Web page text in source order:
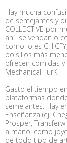
Hay mucha
de semejantes y
COLLECTIVE por
ahí ­ se vendan o
como lo es
bolsillos más
ofrecen comidas y
Mechanical TurK.
Gasto el tiempo
plataformas
semejantes. Hay
Enseñanza (ej:
Prosper,
a mano, como
de todo tipo de